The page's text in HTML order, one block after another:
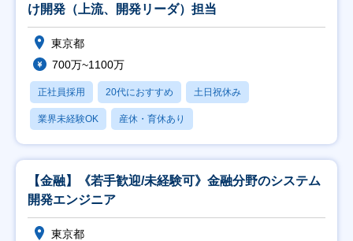
け開発（上流、開発リーダ）担当
東京都
700万~1100万
正社員採用 20代におすすめ 土日祝休み
業界未経験OK 産休・育休あり
【金融】《若手歓迎/未経験可》金融分野のシステム
開発エンジニア
東京都